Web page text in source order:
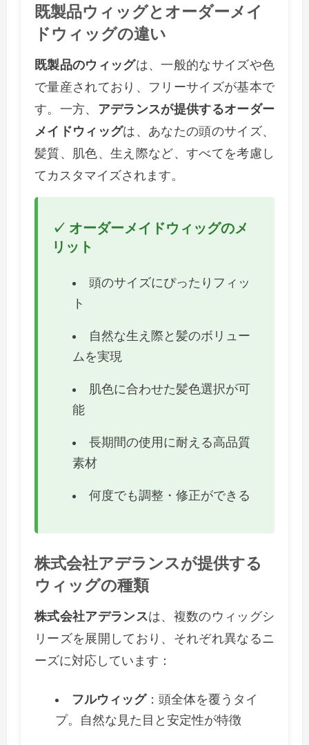
既製品ウィッグとオーダーメイ
ドウィッグの違い
既製品のウィッグは、一般的なサイズや色
で量産されており、フリーサイズが基本で
す。一方、 アデランスが提供するオーダー
メイドウィッグは、あなたの頭のサイズ、
髪質、肌色、生え際など、すべてを考慮し
てカスタマイズされます。
✓ オーダーメイドウィッグのメ
リット
頭のサイズにぴったりフィッ
ト
自然な生え際と髪のボリュー
ムを実現
肌色に合わせた髪色選択が可
能
長期間の使用に耐える高品質
素材
何度でも調整・修正ができる
株式会社アデランスが提供する
ウィッグの種類
株式会社アデランスは、複数のウィッグシ
リーズを展開しており、それぞれ異なるニ
ーズに対応しています：
フルウィッグ：頭全体を覆うタイ
プ。自然な見た目と安定性が特徴